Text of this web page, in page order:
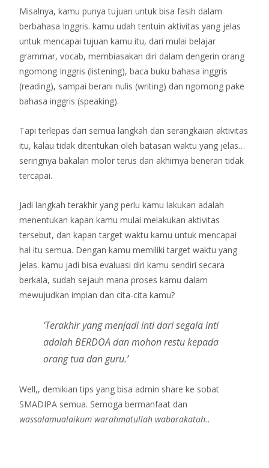
Misalnya, kamu punya tujuan untuk bisa fasih dalam
berbahasa Inggris. kamu udah tentuin aktivitas yang jelas
untuk mencapai tujuan kamu itu, dari mulai belajar
grammar, vocab, membiasakan diri dalam dengerin orang
ngomong Inggris (listening), baca buku bahasa inggris
(reading), sampai berani nulis (writing) dan ngomong pake
bahasa inggris (speaking).
Tapi terlepas dari semua langkah dan serangkaian aktivitas
itu, kalau tidak ditentukan oleh batasan waktu yang jelas…
seringnya bakalan molor terus dan akhirnya beneran tidak
tercapai.
Jadi langkah terakhir yang perlu kamu lakukan adalah
menentukan kapan kamu mulai melakukan aktivitas
tersebut, dan kapan target waktu kamu untuk mencapai
hal itu semua. Dengan kamu memiliki target waktu yang
jelas. kamu jadi bisa evaluasi diri kamu sendiri secara
berkala, sudah sejauh mana proses kamu dalam
mewujudkan impian dan cita-cita kamu?
‘Terakhir yang menjadi inti dari segala inti
adalah BERDOA dan mohon restu kepada
orang tua dan guru.’
Well,, demikian tips yang bisa admin share ke sobat
SMADIPA semua. Semoga bermanfaat dan
wassalamualaikum warahmatullah wabarakatuh..